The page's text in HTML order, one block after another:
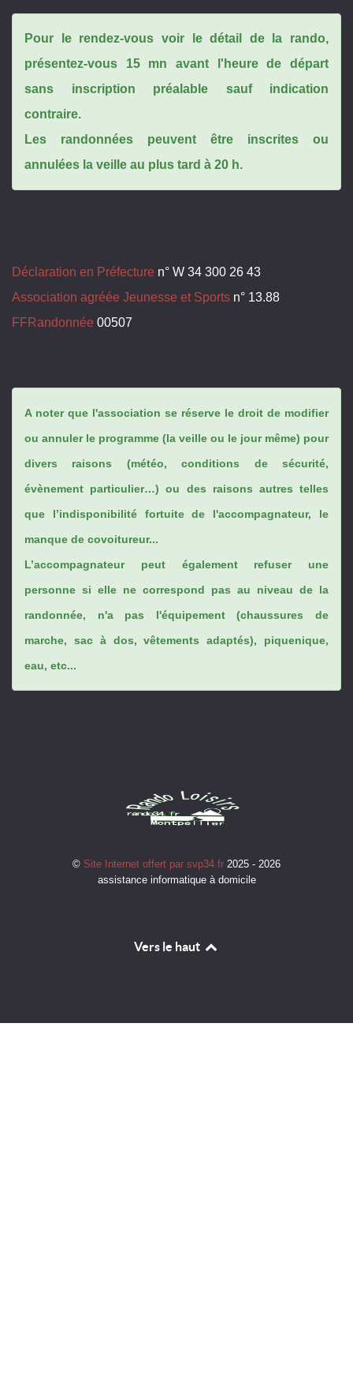
Pour le rendez-vous voir le détail de la rando,
présentez-vous 15 mn avant l'heure de départ
sans inscription préalable sauf indication
contraire.
Les randonnées peuvent être inscrites ou
annulées la veille au plus tard à 20 h.
Déclaration en Préfecture n° W 34 300 26 43
Association agréée Jeunesse et Sports n° 13.88
FFRandonnée 00507
A noter que l'association se réserve le droit de modifier
ou annuler le programme (la veille ou le jour même) pour
divers raisons (météo, conditions de sécurité,
évènement particulier…) ou des raisons autres telles
que l’indisponibilité fortuite de l'accompagnateur, le
manque de covoitureur...
L’accompagnateur peut également refuser une
personne si elle ne correspond pas au niveau de la
randonnée, n'a pas l'équipement (chaussures de
marche, sac à dos, vêtements adaptés), piquenique,
eau, etc...
© Site Internet offert par svp34.fr 2025 - 2026
assistance informatique à domicile
Vers le haut